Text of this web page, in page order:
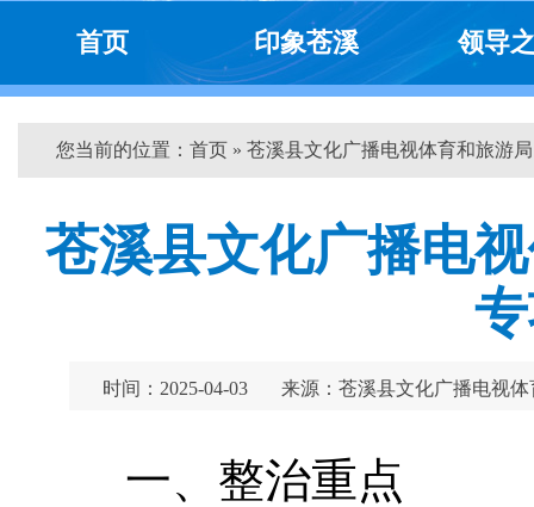
首页 印象苍溪 领导
您当前的位置： 首页 » 苍溪县文化广播电视体育和旅游
苍溪县文化广播电
时间：2025-04-03 来源：苍溪县文化广播电视
一、整治重点